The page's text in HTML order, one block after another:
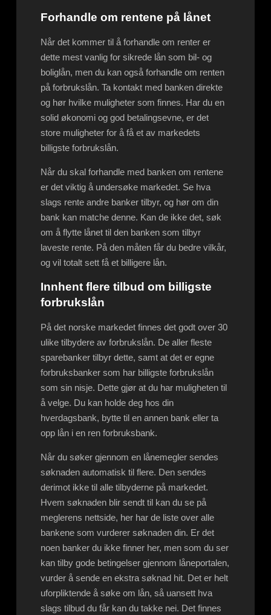
Forhandle om rentene på lånet
Når det kommer til å forhandle om renter er
dette mest vanlig for sikrede lån som bil- og
boliglån, men du kan også forhandle om renten
på forbrukslån. Ta kontakt med banken direkte
og hør hvilke muligheter som finnes. Har du en
solid økonomi og god betalingsevne, er det
store muligheter for å få et av markedets
billigste forbrukslån.
Når du skal forhandle med banken om rentene
er det viktig å undersøke markedet. Se hva
slags rente andre banker tilbyr, og hør om din
bank kan matche denne. Kan de ikke det, søk
om å flytte lånet til den banken som tilbyr
laveste rente. På den måten får du bedre vilkår,
og vil totalt sett få et billigere lån.
Innhent flere tilbud om billigste
forbrukslån
På det norske markedet finnes det godt over 30
ulike tilbydere av forbrukslån. De aller fleste
sparebanker tilbyr dette, samt at det er egne
forbruksbanker som har billigste forbrukslån
som sin nisje. Dette gjør at du har muligheten til
å velge. Du kan holde deg hos din
hverdagsbank, bytte til en annen bank eller ta
opp lån i en ren forbruksbank.
Når du søker gjennom en lånemegler sendes
søknaden automatisk til flere. Den sendes
derimot ikke til alle tilbyderne på markedet.
Hvem søknaden blir sendt til kan du se på
meglerens nettside, her har de liste over alle
bankene som vurderer søknaden din. Er det
noen banker du ikke finner her, men som du ser
kan tilby gode betingelser gjennom låneportalen,
vurder å sende en ekstra søknad hit. Det er helt
uforpliktende å søke om lån, så uansett hva
slags tilbud du får kan du takke nei. Det finnes